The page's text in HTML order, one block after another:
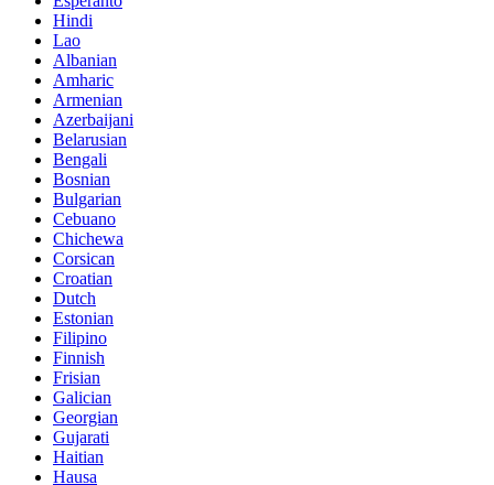
Hindi
Lao
Albanian
Amharic
Armenian
Azerbaijani
Belarusian
Bengali
Bosnian
Bulgarian
Cebuano
Chichewa
Corsican
Croatian
Dutch
Estonian
Filipino
Finnish
Frisian
Galician
Georgian
Gujarati
Haitian
Hausa